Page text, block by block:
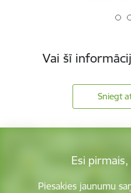
Vai šī
Sniegt
Esi
Piesakies jaunumu